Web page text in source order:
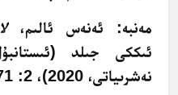
مەنبە: ئەنەس ئالىم،
ئىككى جىلد
نەشرىياتى، 2020)، 2: 371 – 378.